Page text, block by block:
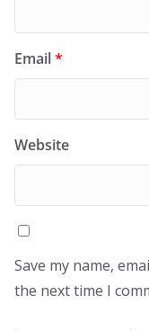
Email*
Website
Save my name,
the next time I